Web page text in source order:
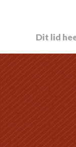
Dit lid